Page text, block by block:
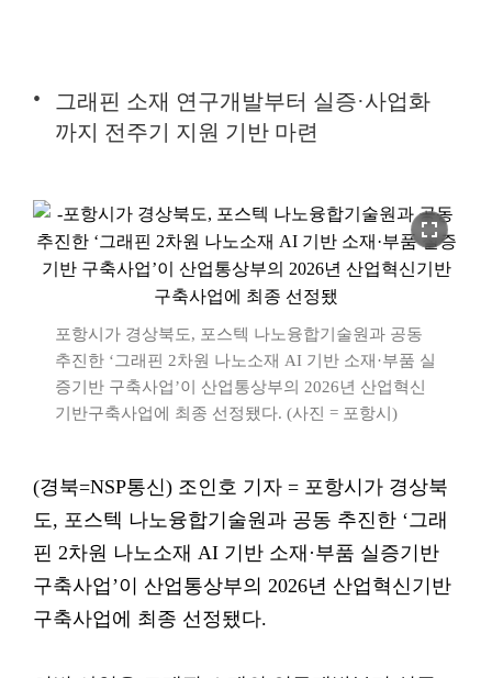
그래핀 소재 연구개발부터 실증·사업화
까지 전주기 지원 기반 마련
fullscreen
포항시가 경상북도, 포스텍 나노융합기술원과 공동
추진한 ‘그래핀 2차원 나노소재 AI 기반 소재·부품 실
증기반 구축사업’이 산업통상부의 2026년 산업혁신
기반구축사업에 최종 선정됐다. (사진 = 포항시)
(경북=NSP통신) 조인호 기자 = 포항시가 경상북
도, 포스텍 나노융합기술원과 공동 추진한 ‘그래
핀 2차원 나노소재 AI 기반 소재·부품 실증기반
구축사업’이 산업통상부의 2026년 산업혁신기반
구축사업에 최종 선정됐다.